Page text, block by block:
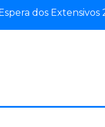
dos Extensivos